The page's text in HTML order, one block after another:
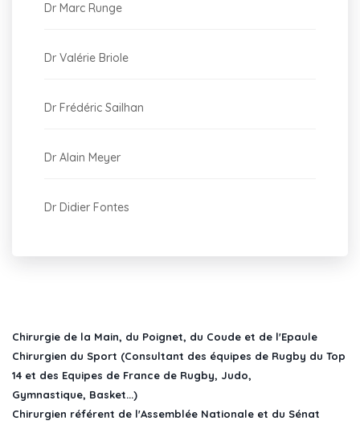
Dr Marc Runge
Dr Valérie Briole
Dr Frédéric Sailhan
Dr Alain Meyer
Dr Didier Fontes
Chirurgie de la Main, du Poignet, du Coude et de l'Epaule
Chirurgien du Sport (Consultant des équipes de Rugby du Top
14 et des Equipes de France de Rugby, Judo,
Gymnastique, Basket...)
Chirurgien référent de l'Assemblée Nationale et du Sénat